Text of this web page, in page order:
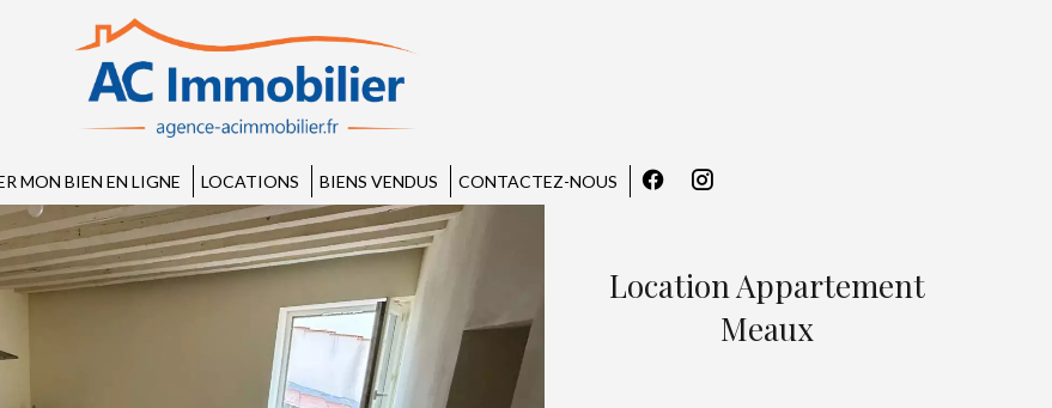
MON BIEN EN LIGNE LOCATIONS BIENS VENDUS CONTACTEZ-NOUS
Location Appartement
Meaux